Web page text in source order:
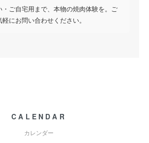
・ご自宅用まで、本物の焼肉体験を。ご
にお問い合わせください。
CALENDAR
カレンダー